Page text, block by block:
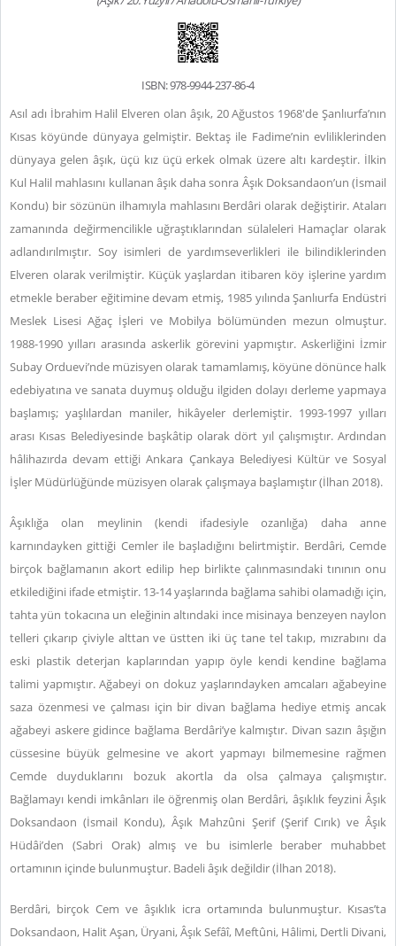
ISBN: 978-9944-237-86-4
Asıl adı İbrahim Halil Elveren olan âşık, 20 Ağustos 1968'de Şanlıurfa’nın
Kısas köyünde dünyaya gelmiştir. Bektaş ile Fadime’nin evliliklerinden
dünyaya gelen âşık, üçü kız üçü erkek olmak üzere altı kardeştir. İlkin
Kul Halil mahlasını kullanan âşık daha sonra Âşık Doksandaon’un (İsmail
Kondu) bir sözünün ilhamıyla mahlasını Berdâri olarak değiştirir. Ataları
zamanında değirmencilikle uğraştıklarından sülaleleri Hamaçlar olarak
adlandırılmıştır. Soy isimleri de yardımseverlikleri ile bilindiklerinden
Elveren olarak verilmiştir. Küçük yaşlardan itibaren köy işlerine yardım
etmekle beraber eğitimine devam etmiş, 1985 yılında Şanlıurfa Endüstri
Meslek Lisesi Ağaç İşleri ve Mobilya bölümünden mezun olmuştur.
1988-1990 yılları arasında askerlik görevini yapmıştır. Askerliğini İzmir
Subay Orduevi’nde müzisyen olarak tamamlamış, köyüne dönünce halk
edebiyatına ve sanata duymuş olduğu ilgiden dolayı derleme yapmaya
başlamış; yaşlılardan maniler, hikâyeler derlemiştir. 1993-1997 yılları
arası Kısas Belediyesinde başkâtip olarak dört yıl çalışmıştır. Ardından
hâlihazırda devam ettiği Ankara Çankaya Belediyesi Kültür ve Sosyal
İşler Müdürlüğünde müzisyen olarak çalışmaya başlamıştır (İlhan 2018).
Âşıklığa olan meylinin (kendi ifadesiyle ozanlığa) daha anne
karnındayken gittiği Cemler ile başladığını belirtmiştir. Berdâri, Cemde
birçok bağlamanın akort edilip hep birlikte çalınmasındaki tınının onu
etkilediğini ifade etmiştir. 13-14 yaşlarında bağlama sahibi olamadığı için,
tahta yün tokacına un eleğinin altındaki ince misinaya benzeyen naylon
telleri çıkarıp çiviyle alttan ve üstten iki üç tane tel takıp, mızrabını da
eski plastik deterjan kaplarından yapıp öyle kendi kendine bağlama
talimi yapmıştır. Ağabeyi on dokuz yaşlarındayken amcaları ağabeyine
saza özenmesi ve çalması için bir divan bağlama hediye etmiş ancak
ağabeyi askere gidince bağlama Berdâri’ye kalmıştır. Divan sazın âşığın
cüssesine büyük gelmesine ve akort yapmayı bilmemesine rağmen
Cemde duyduklarını bozuk akortla da olsa çalmaya çalışmıştır.
Bağlamayı kendi imkânları ile öğrenmiş olan Berdâri, âşıklık feyzini Âşık
Doksandaon (İsmail Kondu), Âşık Mahzûni Şerif (Şerif Cırık) ve Âşık
Hüdâi’den (Sabri Orak) almış ve bu isimlerle beraber muhabbet
ortamının içinde bulunmuştur. Badeli âşık değildir (İlhan 2018).
Berdâri, birçok Cem ve âşıklık icra ortamında bulunmuştur. Kısas’ta
Doksandaon, Halit Aşan, Üryani, Âşık Sefâî, Meftûni, Hâlimi, Dertli Divani,